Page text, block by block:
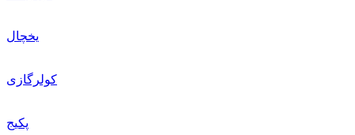
یخچال
کولرگازی
پکیج